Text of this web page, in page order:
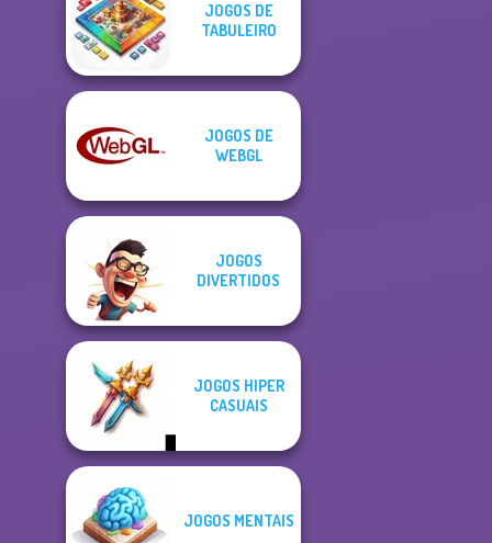
JOGOS DE
TABULEIRO
JOGOS DE
WEBGL
JOGOS
DIVERTIDOS
JOGOS HIPER
CASUAIS
JOGOS MENTAIS